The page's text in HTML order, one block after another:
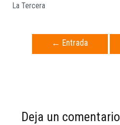
La Tercera
← Entrada
Deja un comentario